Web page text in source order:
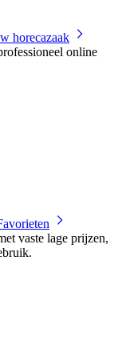
horecazaak
online
vaste lage prijzen,